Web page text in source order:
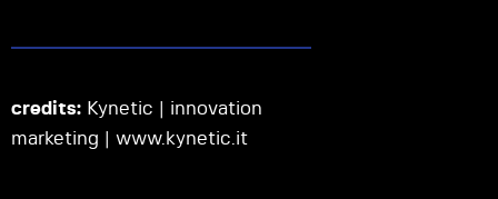
credits: Kynetic | innovation
marketing | www.kynetic.it